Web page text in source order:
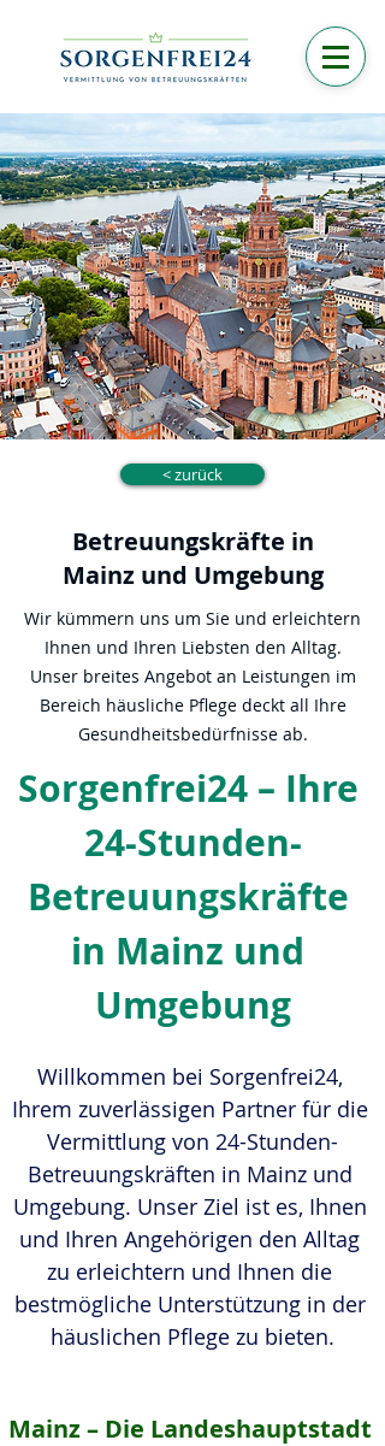
< zurück
Betreuungskräfte in
Mainz und Umgebung
Wir kümmern uns um Sie und erleichtern
Ihnen und Ihren Liebsten den Alltag.
Unser breites Angebot an Leistungen im
Bereich häusliche Pflege deckt all Ihre
Gesundheitsbedürfnisse ab.
Sorgenfrei24 – Ihre
24-Stunden-
Betreuungskräfte
in Mainz und
Umgebung
Willkommen bei Sorgenfrei24,
Ihrem zuverlässigen Partner für die
Vermittlung von 24-Stunden-
Betreuungskräften in Mainz und
Umgebung. Unser Ziel ist es, Ihnen
und Ihren Angehörigen den Alltag
zu erleichtern und Ihnen die
bestmögliche Unterstützung in der
häuslichen Pflege zu bieten.
Mainz – Die Landeshauptstadt